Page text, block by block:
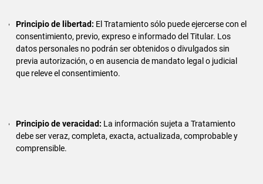
Principio de libertad: El Tratamiento sólo puede ejercerse con el
consentimiento, previo, expreso e informado del Titular. Los
datos personales no podrán ser obtenidos o divulgados sin
previa autorización, o en ausencia de mandato legal o judicial
que releve el consentimiento.
Principio de veracidad: La información sujeta a Tratamiento
debe ser veraz, completa, exacta, actualizada, comprobable y
comprensible.